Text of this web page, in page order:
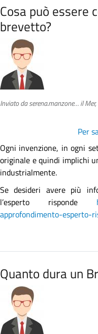
Cosa può essere
brevetto?
Inviato daserena.manzone…il
Per
Ogni invenzione, in ogni
originale e quindi implichi
industrialmente.
Se desideri avere più
l’esperto risponde
approfondimento-esperto-
Quanto dura un